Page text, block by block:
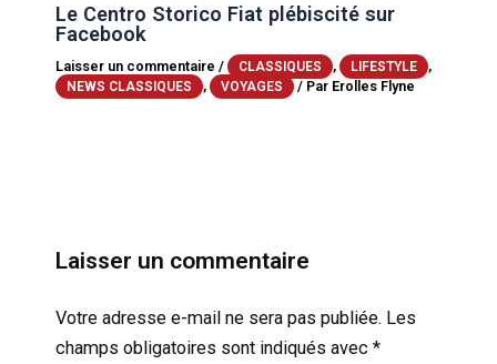
Le Centro Storico Fiat plébiscité sur
Facebook
Laisser un commentaire / CLASSIQUES , LIFESTYLE ,
NEWS CLASSIQUES , VOYAGES / Par Erolles Flyne
Laisser un commentaire
Votre adresse e-mail ne sera pas publiée. Les
champs obligatoires sont indiqués avec *